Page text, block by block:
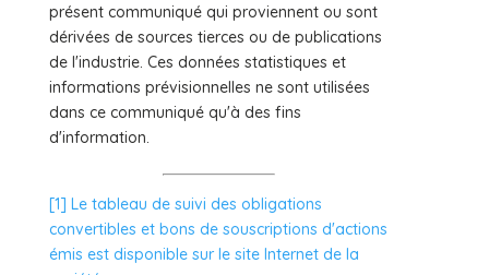
présent communiqué qui proviennent ou sont
dérivées de sources tierces ou de publications
de l'industrie. Ces données statistiques et
informations prévisionnelles ne sont utilisées
dans ce communiqué qu'à des fins
d'information.
[1] Le tableau de suivi des obligations
convertibles et bons de souscriptions d'actions
émis est disponible sur le site Internet de la